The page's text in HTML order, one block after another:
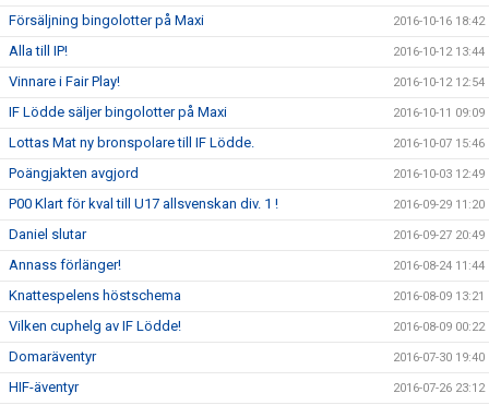
Försäljning bingolotter på Maxi 2016-10-16 18:42
Alla till IP! 2016-10-12 13:44
Vinnare i Fair Play! 2016-10-12 12:54
IF Lödde säljer bingolotter på Maxi 2016-10-11 09:09
Lottas Mat ny bronspolare till IF Lödde. 2016-10-07 15:46
Poängjakten avgjord 2016-10-03 12:49
P00 Klart för kval till U17 allsvenskan div. 1 ! 2016-09-29 11:20
Daniel slutar 2016-09-27 20:49
Annass förlänger! 2016-08-24 11:44
Knattespelens höstschema 2016-08-09 13:21
Vilken cuphelg av IF Lödde! 2016-08-09 00:22
Domaräventyr 2016-07-30 19:40
HIF-äventyr 2016-07-26 23:12